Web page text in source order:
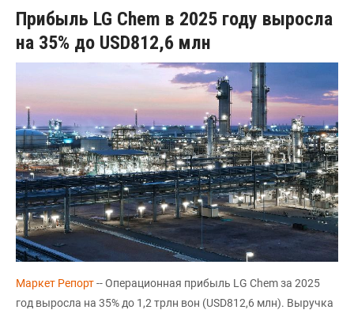
Прибыль LG Chem в 2025 году выросла
на 35% до USD812,6 млн
Маркет Репорт-- Операционная прибыль LG Chem за 2025
год выросла на 35% до 1,2 трлн вон (USD812,6 млн). Выручка